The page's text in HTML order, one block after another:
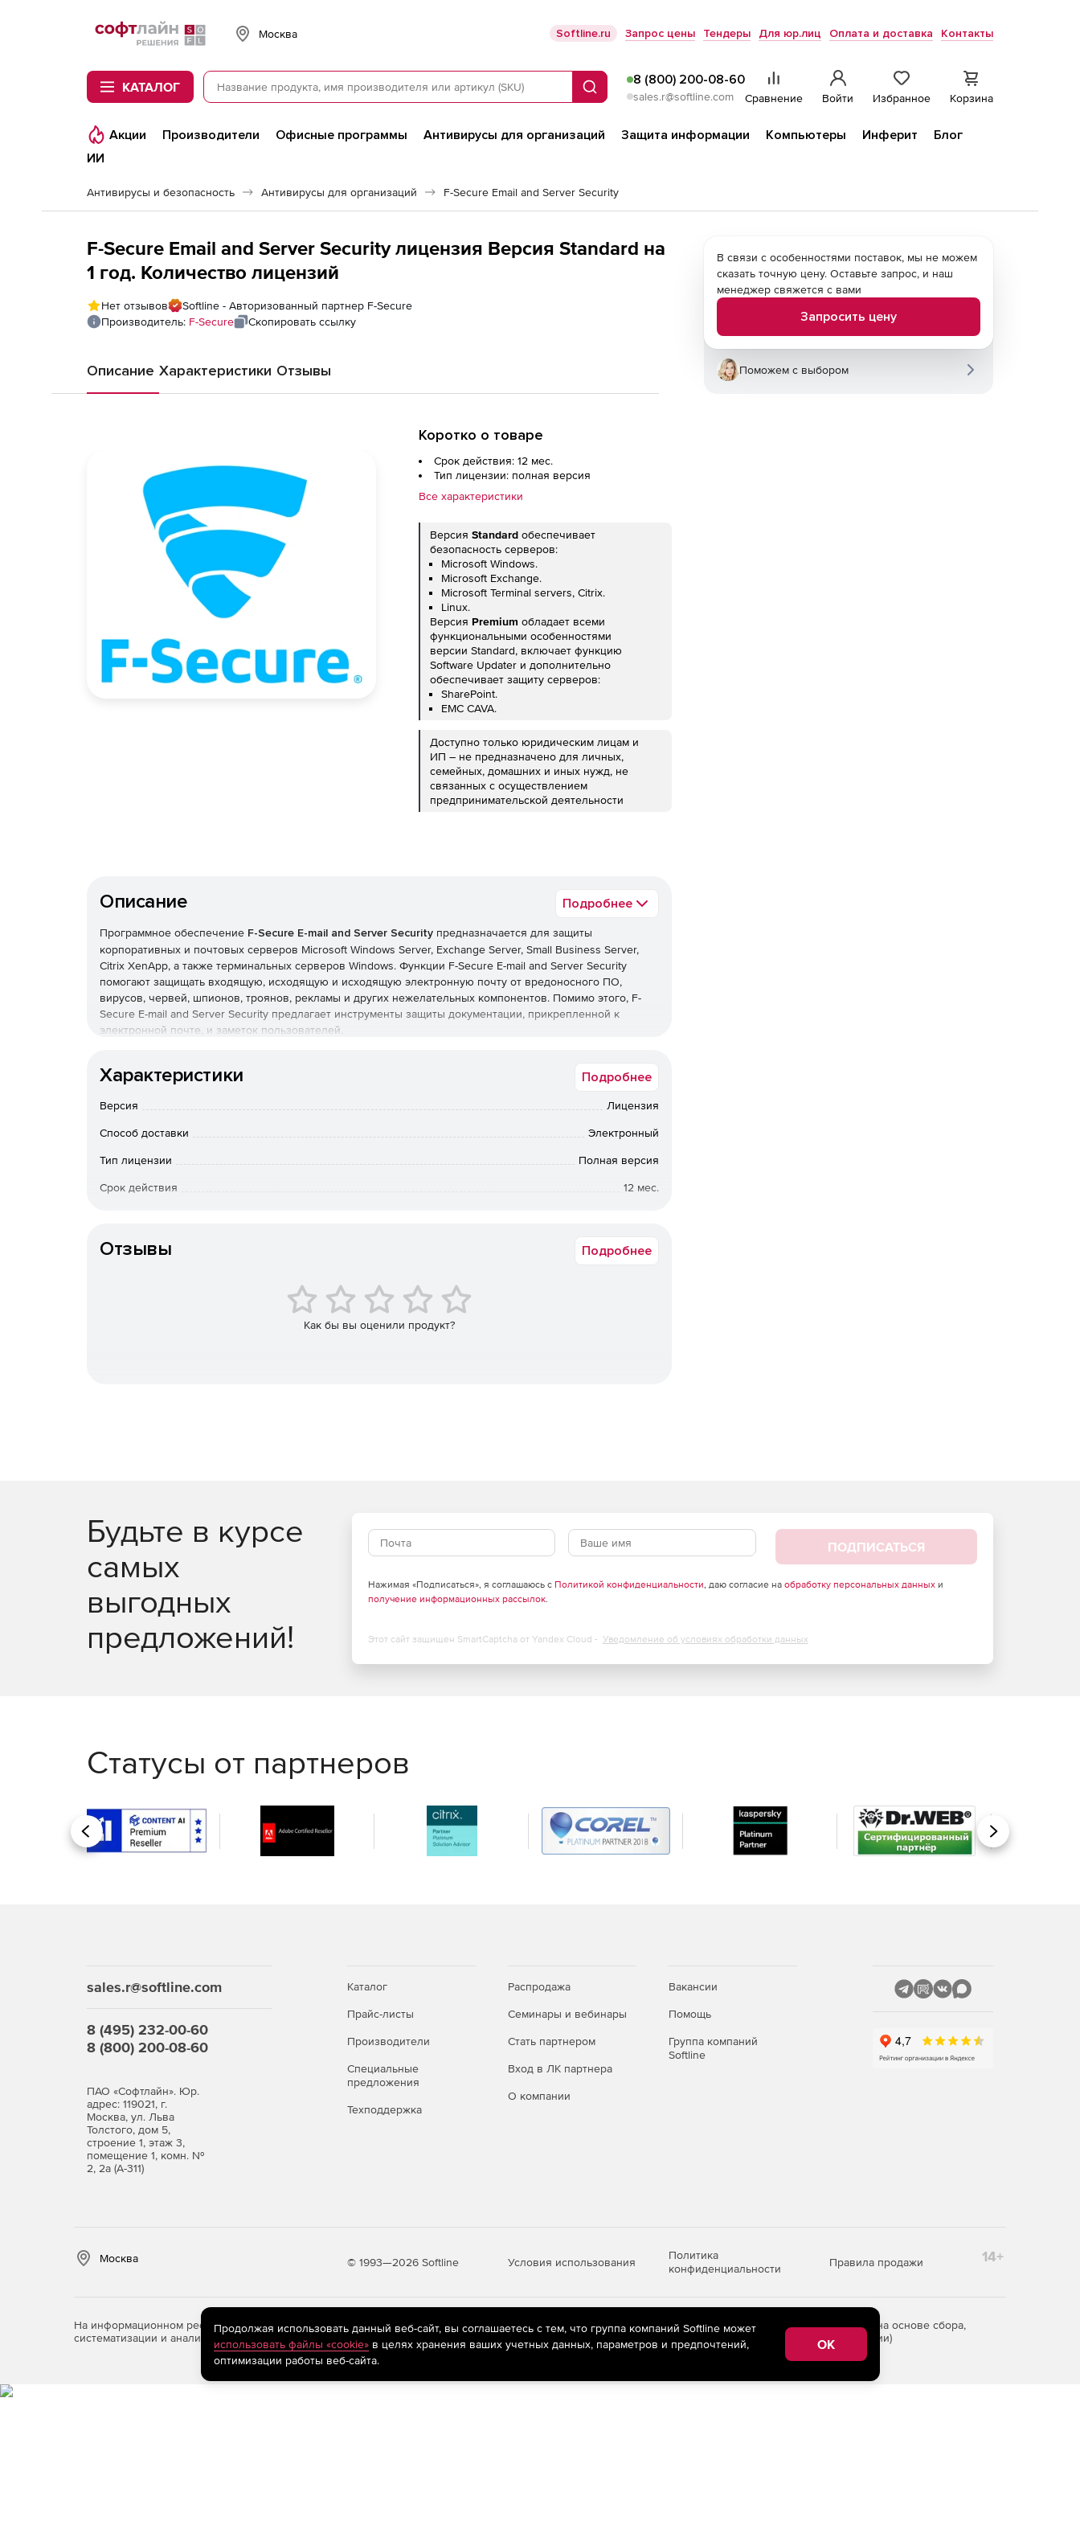
Softline
Москва Softline.ru Запрос цены Тендеры Для юр.лиц Оплата и доставка Контакты
КАТАЛОГ Поиск
8 (800) 200-08-60
sales.r@softline.com Сравнение Войти Избранное Корзина
Акции Производители Офисные программы Антивирусы для организаций Защита информации Компьютеры Инферит
Блог
ИИ
Антивирусы и безопасность Антивирусы для организаций F-Secure Email and Server Security
F-Secure Email and Server Security лицензия Версия Standard на
1 год. Количество лицензий
Нет отзывов
Softline - Авторизованный партнер F-Secure
Производитель: F-Secure Скопировать ссылку
Описание Характеристики Отзывы
Коротко о товаре
Срок действия: 12 мес.
Тип лицензии: полная версия
Все характеристики
Версия Standard обеспечивает
безопасность серверов:
Microsoft Windows.
Microsoft Exchange.
Microsoft Terminal servers, Citrix.
Linux.
Версия Premium обладает всеми
функциональными особенностями
версии Standard, включает функцию
Software Updater и дополнительно
обеспечивает защиту серверов:
SharePoint.
EMC CAVA.
Доступно только юридическим лицам и
ИП – не предназначено для личных,
семейных, домашних и иных нужд, не
связанных с осуществлением
предпринимательской деятельности
Описание Подробнее
Программное обеспечение F-Secure E-mail and Server Security предназначается для защиты
корпоративных и почтовых серверов Microsoft Windows Server, Exchange Server, Small Business Server,
Citrix XenApp, а также терминальных серверов Windows. Функции F-Secure E-mail and Server Security
помогают защищать входящую, исходящую и исходящую электронную почту от вредоносного ПО,
вирусов, червей, шпионов, троянов, рекламы и других нежелательных компонентов. Помимо этого, F-
Secure E-mail and Server Security предлагает инструменты защиты документации, прикрепленной к
электронной почте, и заметок пользователей.
Защита интернет-активности терминальных пользователей через web-браузер, блокирование
Автоматическое обновление вирусных определений (требуется соединение с Интернетом).
Исключение надежных процессов из ежедневного сканирования.
Характеристики Подробнее
Версия Лицензия
Способ доставки Электронный
Тип лицензии Полная версия
Срок действия 12 мес.
Отзывы Подробнее
Как бы вы оценили продукт?
В связи с особенностями поставок, мы не можем
сказать точную цену. Оставьте запрос, и наш
менеджер свяжется с вами
Запросить цену
Поможем с выбором
Будьте в курсе
самых
выгодных
предложений!
ПОДПИСАТЬСЯ
Нажимая «Подписаться», я соглашаюсь с Политикой конфиденциальности, даю согласие на обработку персональных данныхи
получение информационных рассылок.
Этот сайт защищен SmartCaptcha от Yandex Cloud - Уведомление об условиях обработки данных
Статусы от партнеров
Назад Вперед
sales.r@softline.com
8 (495) 232-00-60
8 (800) 200-08-60
ПАО «Софтлайн». Юр.
адрес: 119021, г.
Москва, ул. Льва
Толстого, дом 5,
строение 1, этаж 3,
помещение 1, комн. №
2, 2а (А-311)
Каталог
Прайс-листы
Производители
Специальные
предложения
Техподдержка
Распродажа
Семинары и вебинары
Стать партнером
Вход в ЛК партнера
О компании
Вакансии
Помощь
Группа компаний
Softline
Москва © 1993—2026 Softline Условия использования
Политика
конфиденциальности
Правила продажи 14+
На информационном ресурсе store.softline.ru применяютсярекомендательные технологии(информационные технологии предоставления информации на основе сбора,
систематизации и анализа сведений, относящихся к предпочтениям пользователей сети «Интернет», находящихся на территории Российской Федерации)
Продолжая использовать данный веб-сайт, вы соглашаетесь с тем, что группа компаний Softline может
использовать файлы «cookie»в целях хранения ваших учетных данных, параметров и предпочтений,
оптимизации работы веб-сайта.
OK